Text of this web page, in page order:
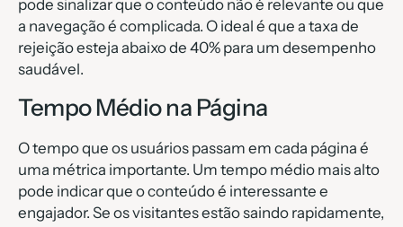
pode sinalizar que o conteúdo não é relevante ou que
a navegação é complicada. O ideal é que a taxa de
rejeição esteja abaixo de 40% para um desempenho
saudável.
Tempo Médio na Página
O tempo que os usuários passam em cada página é
uma métrica importante. Um tempo médio mais alto
pode indicar que o conteúdo é interessante e
engajador. Se os visitantes estão saindo rapidamente,